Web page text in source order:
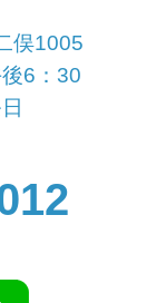
俣1005
6：30